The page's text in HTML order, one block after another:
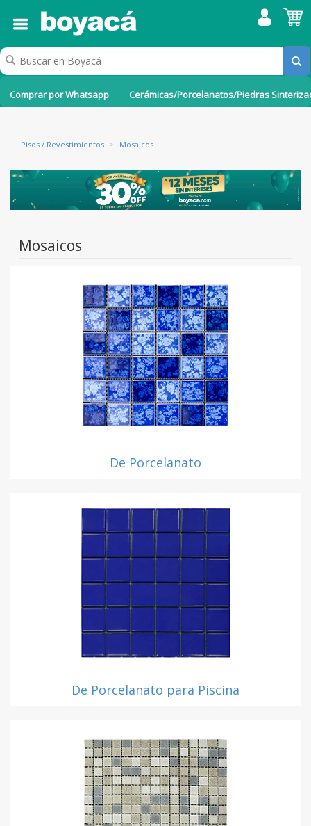
Comprar por Whatsapp Cerámicas/Porcelanatos/Piedras
Pisos / Revestimientos > Mosaicos
Mosaicos
De Porcelanato
De Porcelanato para Piscina